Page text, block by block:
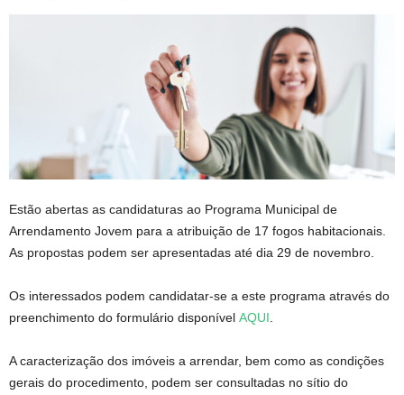
Estão abertas as candidaturas ao Programa Municipal de
Arrendamento Jovem para a atribuição de 17 fogos habitacionais.
As propostas podem ser apresentadas até dia 29 de novembro.
Os interessados podem candidatar-se a este programa através do
preenchimento do formulário disponível AQUI
A caracterização dos imóveis a arrendar, bem como as condições
gerais do procedimento, podem ser consultadas no sítio do